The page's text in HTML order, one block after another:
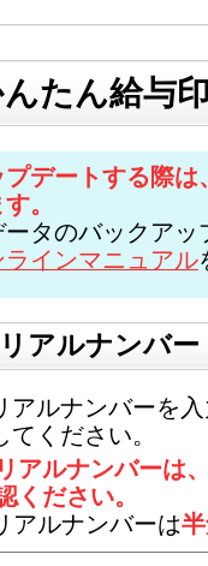
たん給与
プデートする際
。
タのバックアッ
ラインマニュアル
アルナンバー
アルナンバーを
てください。
アルナンバーは
ください。
アルナンバーは